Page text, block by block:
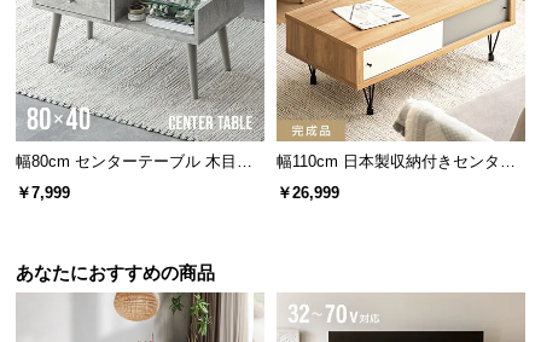
o.,
幅80cm センターテーブル 木目調/
モルタル調
￥7,999
幅110cm 日本製収納付きセンター
テーブル TCT-007
￥26,999
あなたにおすすめの商品